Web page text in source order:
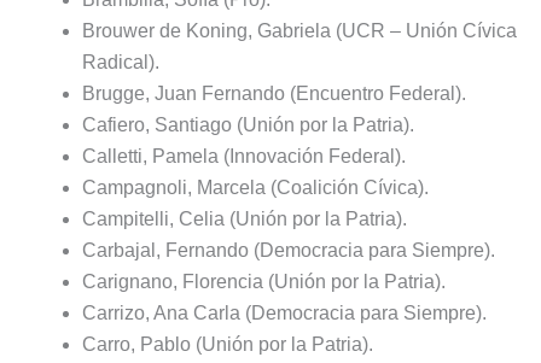
Brouwer de Koning, Gabriela (UCR – Unión Cívica
Radical).
Brugge, Juan Fernando (Encuentro Federal).
Cafiero, Santiago (Unión por la Patria).
Calletti, Pamela (Innovación Federal).
Campagnoli, Marcela (Coalición Cívica).
Campitelli, Celia (Unión por la Patria).
Carbajal, Fernando (Democracia para Siempre).
Carignano, Florencia (Unión por la Patria).
Carrizo, Ana Carla (Democracia para Siempre).
Carro, Pablo (Unión por la Patria).